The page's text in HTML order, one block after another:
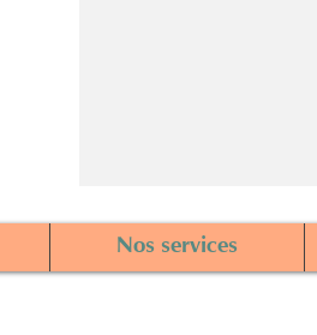
Nos services